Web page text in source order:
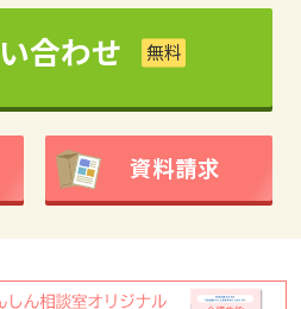
合わせ
資料請求